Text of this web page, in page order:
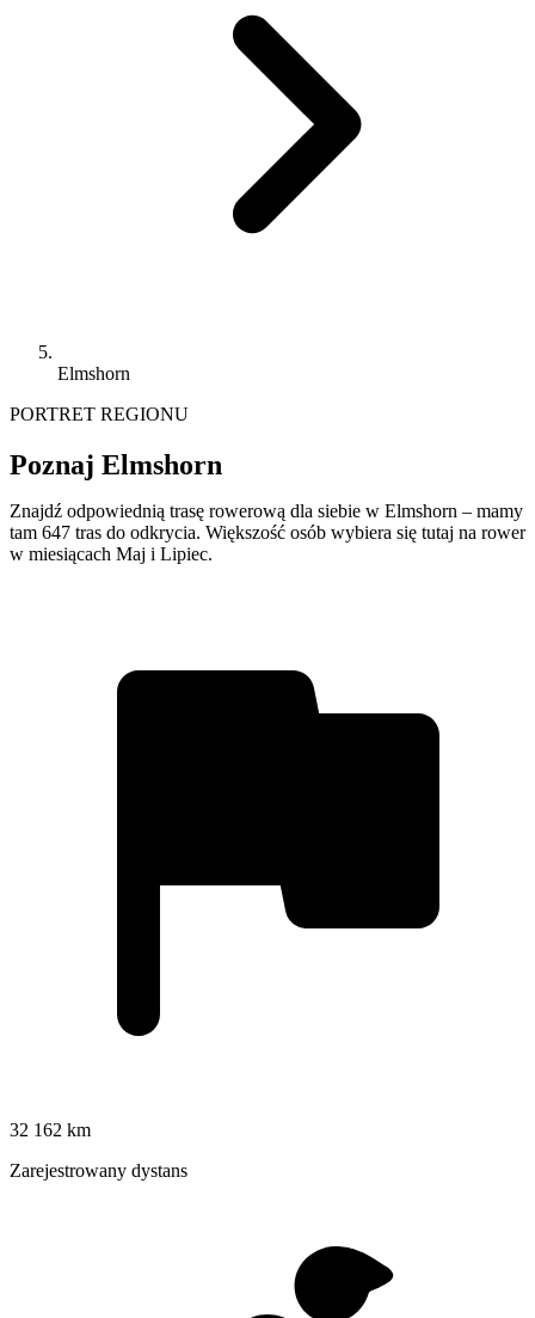
Elmshorn
PORTRET REGIONU
Poznaj Elmshorn
Znajdź odpowiednią trasę rowerową dla siebie w Elmshorn – mamy
tam 647 tras do odkrycia. Większość osób wybiera się tutaj na rower
w miesiącach Maj i Lipiec.
32 162 km
Zarejestrowany dystans